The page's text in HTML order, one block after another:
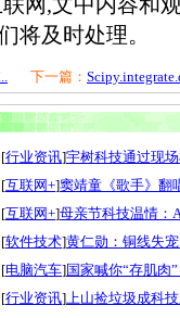
将及时处理。
下一篇：
[行业资讯]宇树科技通过现
[互联网+]窦靖童《歌手》翻
[互联网+]母亲节科技温情：
[软件技术]黄仁勋：铜线失
[电脑汽车]国家喊你“存肌肉
[行业资讯]上山捡垃圾成科